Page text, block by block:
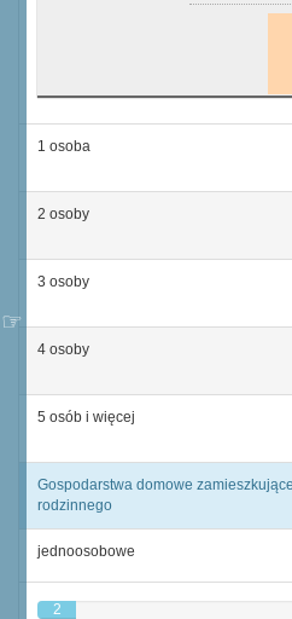
1 osoba
2 osoby
3 osoby
4 osoby
5 osób i więcej
Gospodarstwa domowe
rodzinnego
jednoosobowe
2